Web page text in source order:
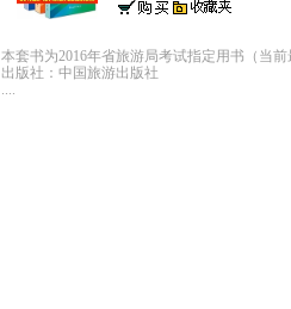
本套书为2016年省旅游局考试指定用书（当
出版社：中国旅游出版社
....